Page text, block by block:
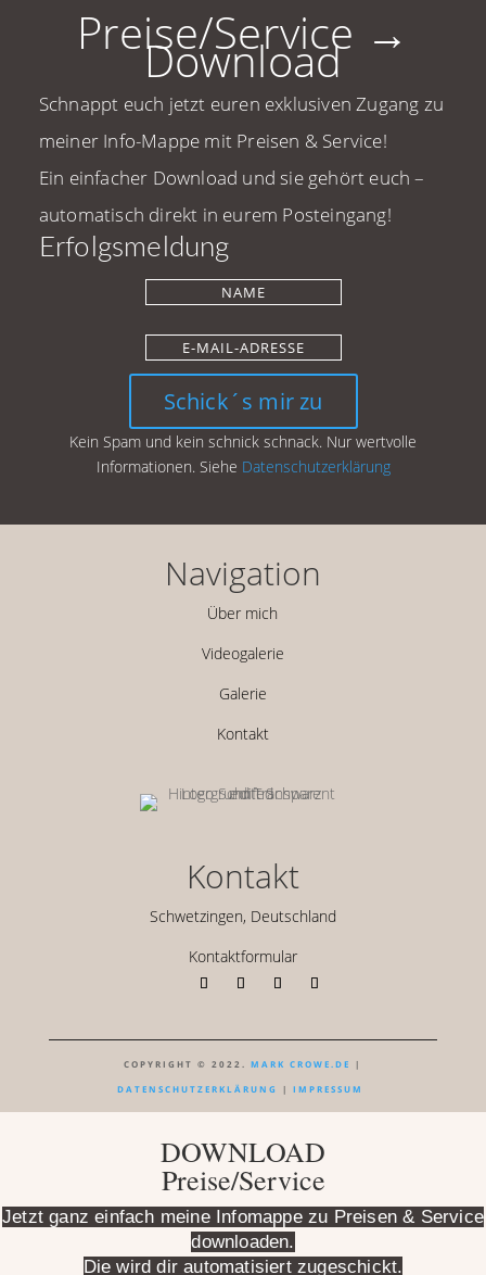
Preise/Service →
Download
Schnappt euch jetzt euren exklusiven Zugang zu
meiner Info-Mappe mit Preisen & Service!
Ein einfacher Download und sie gehört euch –
automatisch direkt in eurem Posteingang!
Erfolgsmeldung
Schick´s mir zu
Kein Spam und kein schnick schnack. Nur wertvolle
Informationen. Siehe Datenschutzerklärung
Navigation
Über mich
Videogalerie
Galerie
Kontakt
Kontakt
Schwetzingen, Deutschland
Kontaktformular
COPYRIGHT © 2022.MARK CROWE.DE |
DATENSCHUTZERKLÄRUNG |IMPRESSUM
DOWNLOAD
Preise/Service
Jetzt ganz einfach meine Infomappe zu Preisen & Service
downloaden.
Die wird dir automatisiert zugeschickt.